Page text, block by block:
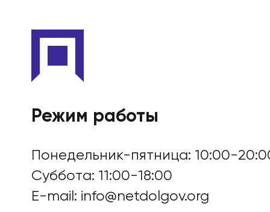
Режим работы
Понедельник-пятница: 10:00-
Суббота: 11:00-18:00
E-mail: info@netdolgov.org